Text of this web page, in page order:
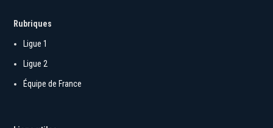
Rubriques
Ligue 1
Ligue 2
Équipe de France